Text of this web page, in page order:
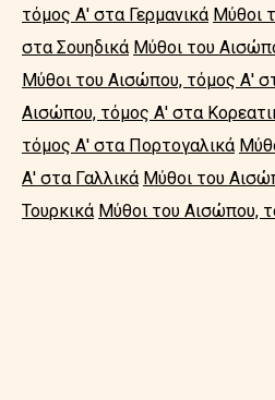
τόμος Α' στα Γερμανικά Μύθοι
στα Σουηδικά Μύθοι του
Μύθοι του Αισώπου, τόμος Α'
Αισώπου, τόμος Α' στα
τόμος Α' στα Πορτογαλικά
Α' στα Γαλλικά Μύθοι του
Τουρκικά Μύθοι του Αισώπου,